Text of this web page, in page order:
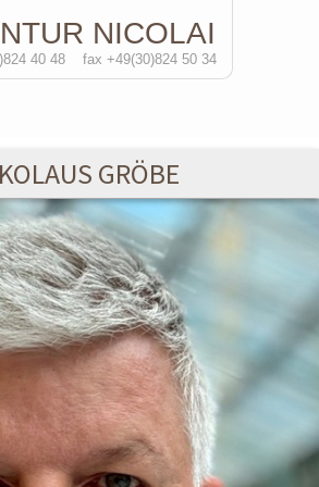
NICOLAI
40 48 fax +49(30)824 50 34
Schauspieler
Regisseure
Soloprojekte
Kontakt
GRÖBE